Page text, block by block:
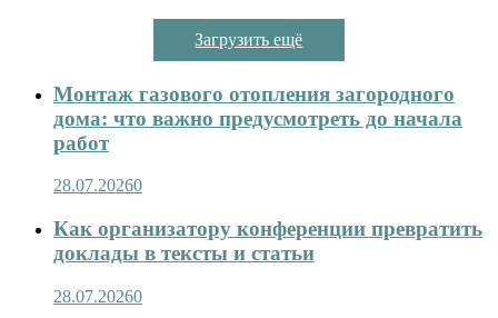
Загрузить ещё
Монтаж газового отопления загородного
дома: что важно предусмотреть до начала
работ
28.07.20260
Как организатору конференции превратить
доклады в тексты и статьи
28.07.20260